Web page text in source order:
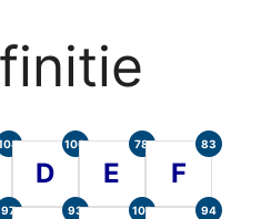
D
100
E
78
F
83
97 93 101 94